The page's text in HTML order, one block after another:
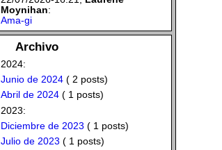
Moynihan:
Ama-gi
Archivo
2024:
Junio de 2024( 2 posts)
Abril de 2024( 1 posts)
2023:
Diciembre de 2023 ( 1 posts)
Julio de 2023 ( 1 posts)